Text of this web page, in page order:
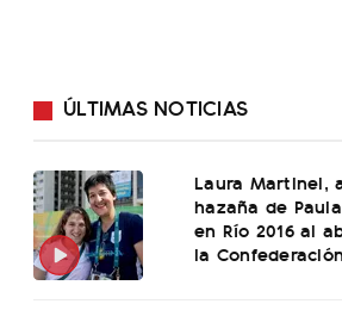
ÚLTIMAS NOTICIAS
Laura Martinel,
hazaña de
en Río 2016 al
la